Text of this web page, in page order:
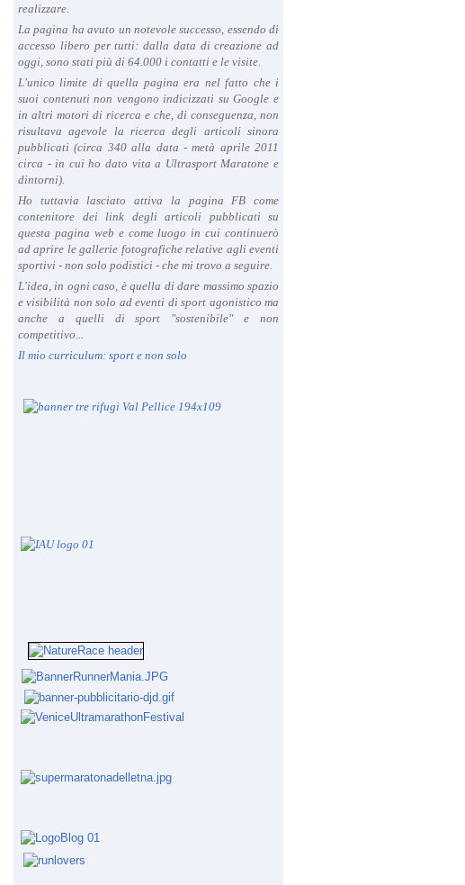
realizzare.
La pagina ha avuto un notevole successo, essendo di
accesso libero per tutti: dalla data di creazione ad
oggi, sono stati più di 64.000 i contatti e le visite.
L'unico limite di quella pagina era nel fatto che i
suoi contenuti non vengono indicizzati su Google e
in altri motori di ricerca e che, di conseguenza, non
risultava agevole la ricerca degli articoli sinora
pubblicati (circa 340 alla data - metà aprile 2011
circa - in cui ho dato vita a Ultrasport Maratone e
dintorni).
Ho tuttavia lasciato attiva la pagina FB come
contenitore dei link degli articoli pubblicati su
questa pagina web e come luogo in cui continuerò
ad aprire le gallerie fotografiche relative agli eventi
sportivi - non solo podistici - che mi trovo a seguire.
L'idea, in ogni caso, è quella di dare massimo spazio
e visibilità non solo ad eventi di sport agonistico ma
anche a quelli di sport "sostenibile" e non
competitivo...
Il mio curriculum: sport e non solo